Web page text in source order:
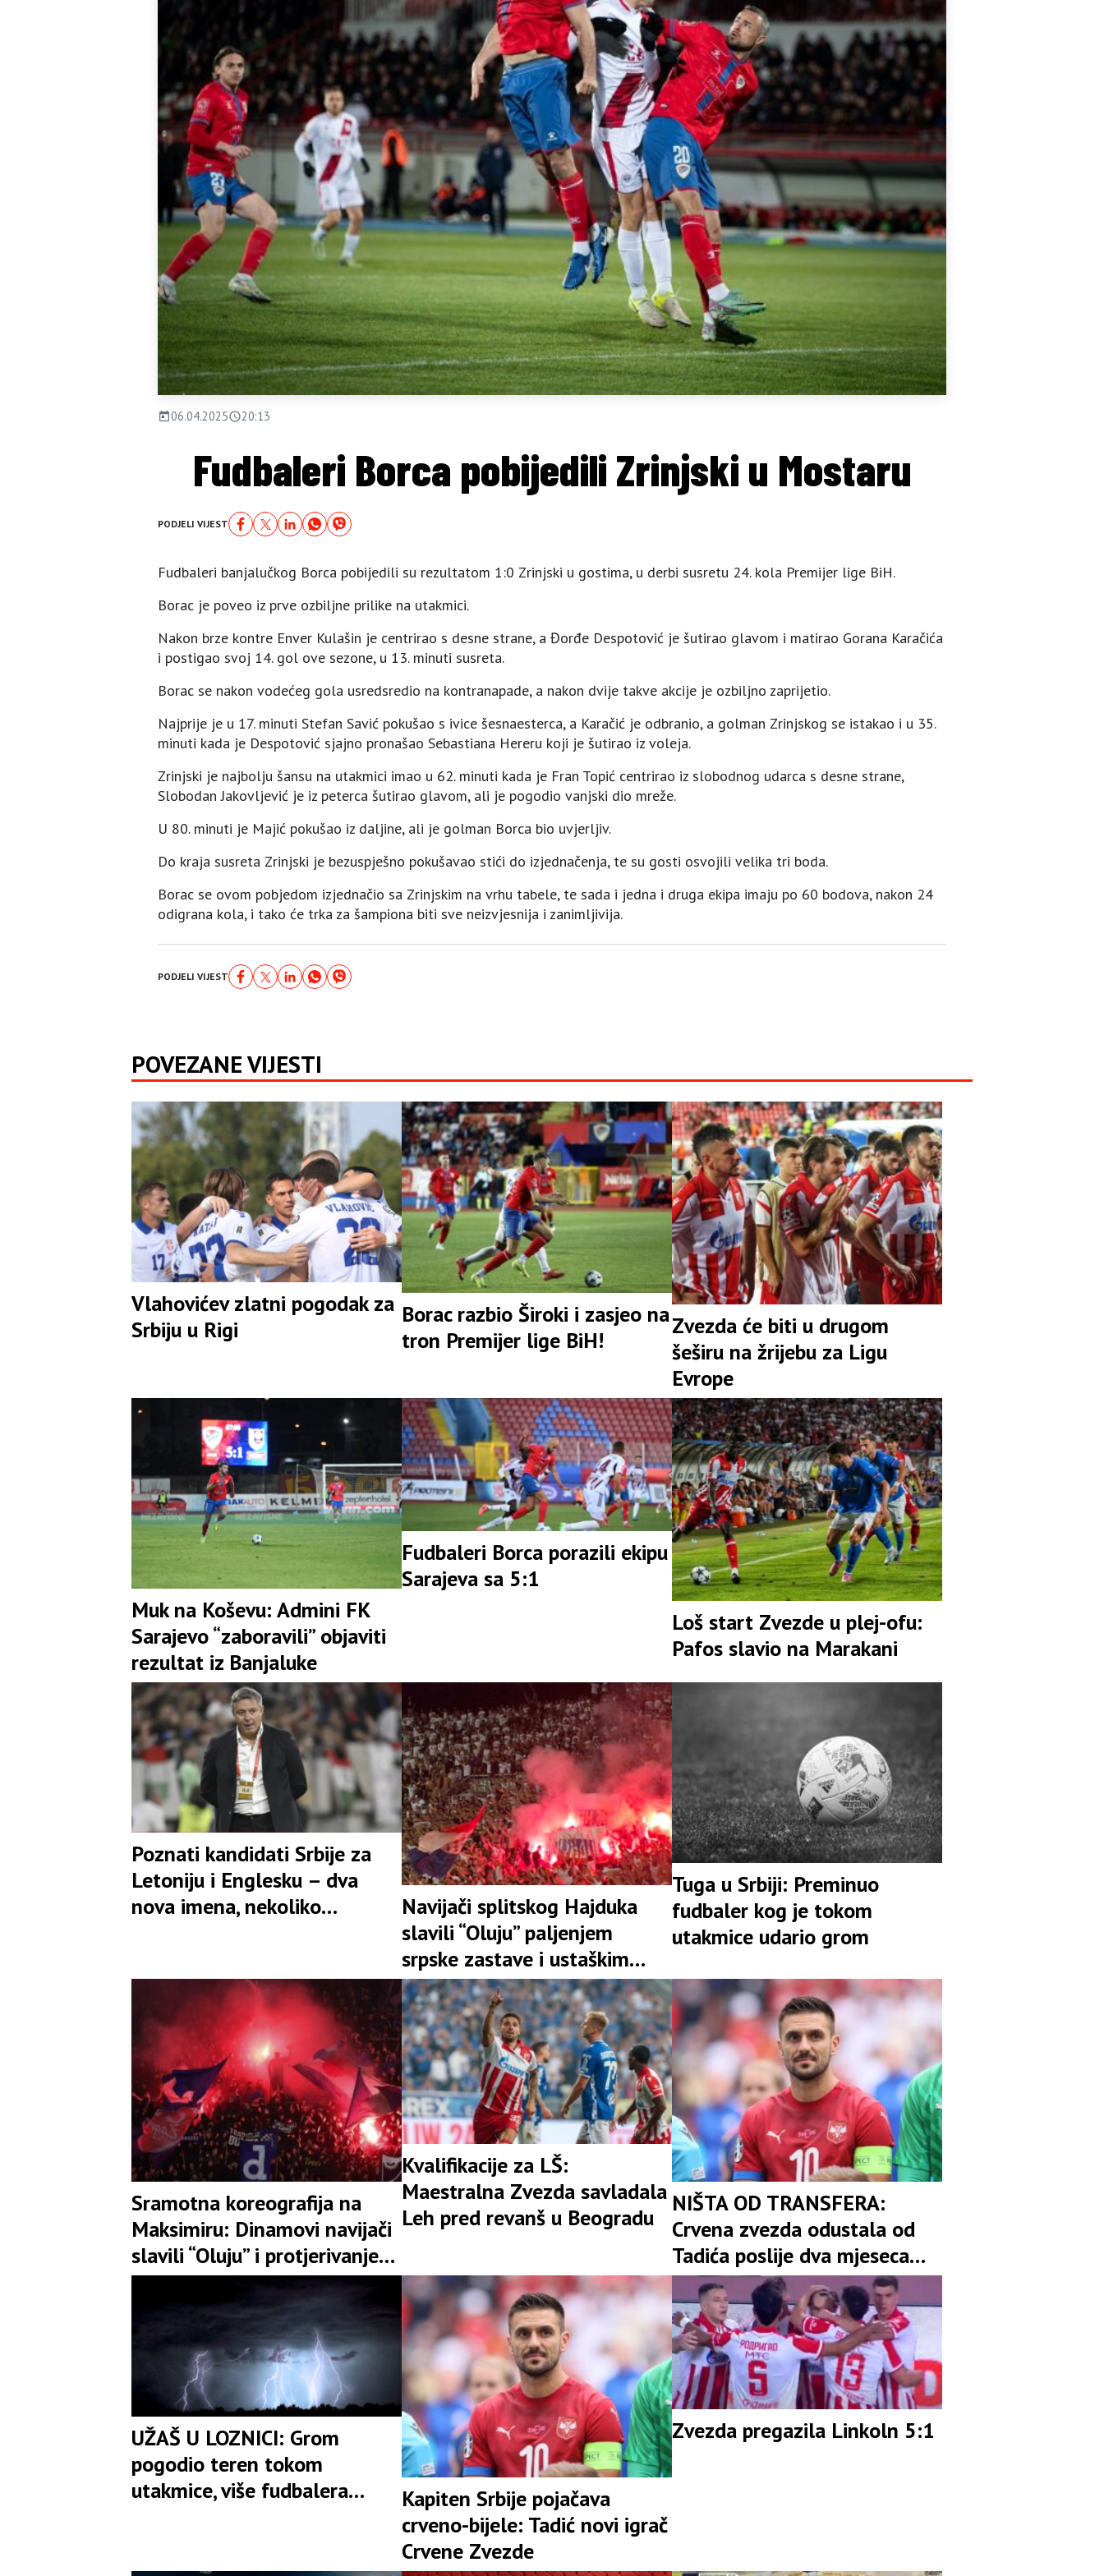
06.04.2025 20:13
Fudbaleri Borca pobijedili Zrinjski u Mostaru
PODJELI VIJEST
Fudbaleri banjalučkog Borca pobijedili su rezultatom 1:0 Zrinjski u gostima, u derbi susretu 24. kola Premijer lige BiH.
Borac je poveo iz prve ozbiljne prilike na utakmici.
Nakon brze kontre Enver Kulašin je centrirao s desne strane, a Đorđe Despotović je šutirao glavom i matirao Gorana Karačića
i postigao svoj 14. gol ove sezone, u 13. minuti susreta.
Borac se nakon vodećeg gola usredsredio na kontranapade, a nakon dvije takve akcije je ozbiljno zaprijetio.
Najprije je u 17. minuti Stefan Savić pokušao s ivice šesnaesterca, a Karačić je odbranio, a golman Zrinjskog se istakao i u 35.
minuti kada je Despotović sjajno pronašao Sebastiana Hereru koji je šutirao iz voleja.
Zrinjski je najbolju šansu na utakmici imao u 62. minuti kada je Fran Topić centrirao iz slobodnog udarca s desne strane,
Slobodan Јakovljević je iz peterca šutirao glavom, ali je pogodio vanjski dio mreže.
U 80. minuti je Majić pokušao iz daljine, ali je golman Borca bio uvjerljiv.
Do kraja susreta Zrinjski je bezuspješno pokušavao stići do izjednačenja, te su gosti osvojili velika tri boda.
Borac se ovom pobjedom izjednačio sa Zrinjskim na vrhu tabele, te sada i jedna i druga ekipa imaju po 60 bodova, nakon 24
odigrana kola, i tako će trka za šampiona biti sve neizvjesnija i zanimljivija.
PODJELI VIJEST
POVEZANE VIJESTI
Vlahovićev zlatni pogodak za
Srbiju u Rigi
Borac razbio Široki i zasjeo na
tron Premijer lige BiH!
Zvezda će biti u drugom
šeširu na žrijebu za Ligu
Evrope
Muk na Koševu: Admini FK
Sarajevo “zaboravili” objaviti
rezultat iz Banjaluke
Fudbaleri Borca porazili ekipu
Sarajeva sa 5:1
Loš start Zvezde u plej-ofu:
Pafos slavio na Marakani
Poznati kandidati Srbije za
Letoniju i Englesku – dva
nova imena, nekoliko
Navijači splitskog Hajduka
slavili “Oluju” paljenjem
srpske zastave i ustaškim
pokličima
Tuga u Srbiji: Preminuo
fudbaler kog je tokom
utakmice udario grom
Sramotna koreografija na
Maksimiru: Dinamovi navijači
slavili “Oluju” i protjerivanje
Srba uz stihove Tompsona
Kvalifikacije za LŠ:
Maestralna Zvezda savladala
Leh pred revanš u Beogradu
NIŠTA OD TRANSFERA:
Crvena zvezda odustala od
Tadića poslije dva mjeseca
pregovora
UŽAŠ U LOZNICI: Grom
pogodio teren tokom
utakmice, više fudbalera
Kapiten Srbije pojačava
crveno-bijele: Tadić novi igrač
Crvene Zvezde
Zvezda pregazila Linkoln 5:1